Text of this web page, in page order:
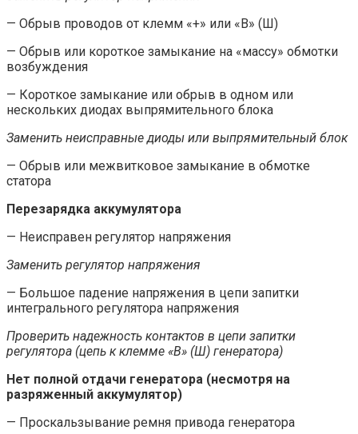
— Обрыв проводов от клемм «+» или «В» (Ш)
— Обрыв или короткое замыкание на «массу» обмотки
возбуждения
— Короткое замыкание или обрыв в одном или
нескольких диодах выпрямительного блока
Заменить неисправные диоды или выпрямительный блок
— Обрыв или межвитковое замыкание в обмотке
статора
Перезарядка аккумулятора
— Неисправен регулятор напряжения
Заменить регулятор напряжения
— Большое падение напряжения в цепи запитки
интегрального регулятора напряжения
Проверить надежность контактов в цепи запитки
регулятора (цепь к клемме «В» (Ш) генератора)
Нет полной отдачи генератора (несмотря на
разряженный аккумулятор)
— Проскальзывание ремня привода генератора